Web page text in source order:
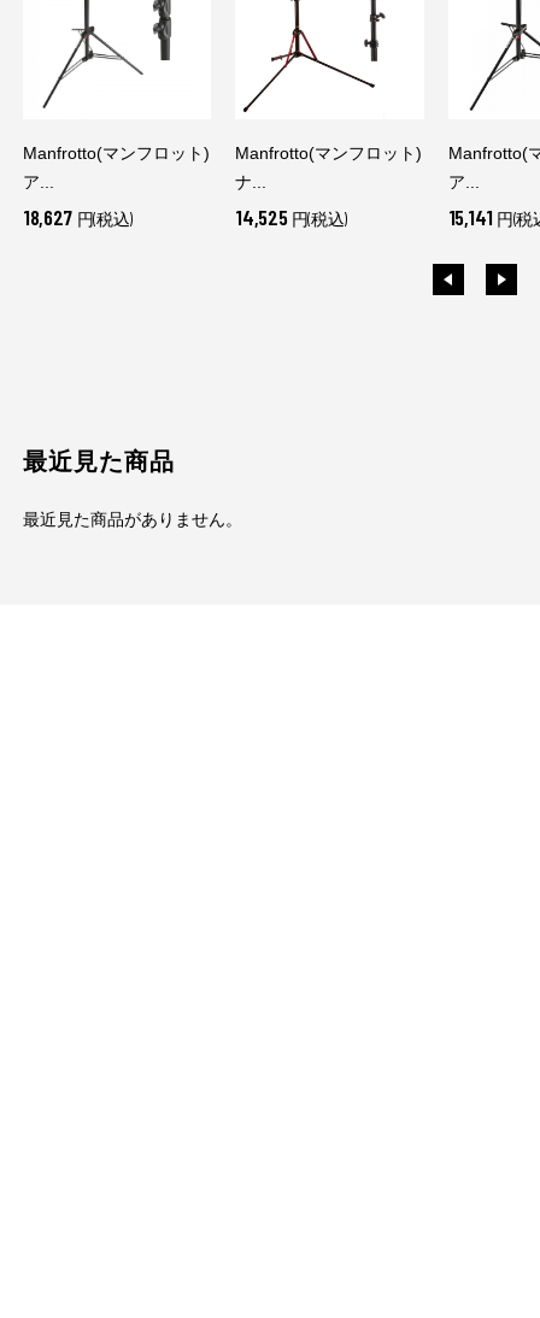
Manfrotto(マンフロット)
ア...
18,627 円(税込)
Manfrotto(マンフロット)
ナ...
14,525 円(税込)
Manfrotto(
ア...
15,141 円(税
最近見た商品
最近見た商品がありません。